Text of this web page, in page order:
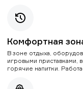
Комфортная
В зоне отдыха,
игровыми приставками,
горячие напитки.